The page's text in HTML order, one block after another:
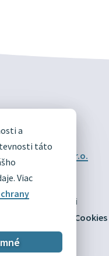
a
táto
Viac
partner s.r.o.
o prístupnosti
Nastaviť Cookies